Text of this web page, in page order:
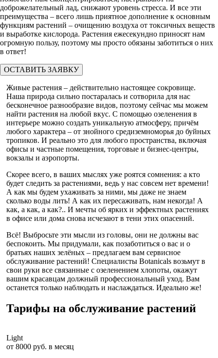
доброжелательный лад, снижают уровень стресса. И все эти
преимущества – всего лишь приятное дополнение к основным
функциям растений – очищению воздуха от токсичных веществ
и выработке кислорода. Растения ежесекундно приносят нам
огромную пользу, поэтому мы просто обязаны заботиться о них
в ответ!
ОСТАВИТЬ ЗАЯВКУ
Живые растения – действительно настоящее сокровище.
Наша природа сильно постаралась и сотворила для нас
бесконечное разнообразие видов, поэтому сейчас мы можем
найти растения на любой вкус. С помощью озеленения в
интерьере можно создать уникальную атмосферу, причём
любого характера – от знойного средиземноморья до буйных
тропиков. И реально это для любого пространства, включая
офисы и частные помещения, торговые и бизнес-центры,
вокзалы и аэропорты.
Скорее всего, в ваших мыслях уже роятся сомнения: а кто
будет следить за растениями, ведь у нас совсем нет времени!
А как мы будем ухаживать за ними, мы даже не знаем
сколько воды лить! А как их пересаживать, нам некогда! А
как, а как, а как?.. И мечты об ярких и эффектных растениях
в офисе или дома снова исчезают в тени этих опасений.
Всё! Выбросьте эти мысли из головы, они не должны вас
беспокоить. Мы придумали, как позаботиться о вас и о
братьях наших зелёных – предлагаем вам сервисное
обслуживание растений! Специалисты Botanicals возьмут в
свои руки все связанные с озеленением хлопоты, окажут
вашим красавцам должный профессиональный уход. Вам
останется только наблюдать и наслаждаться. Идеально же!
Тарифы на обслуживание растений
Light
от 8000 руб. в месяц